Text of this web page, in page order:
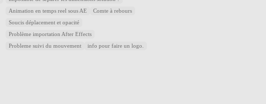
Animation en temps reel sous AE Comte à rebours
Soucis déplacement et opacité
Problème importation After Effects
Probleme suivi du mouvement info pour faire un logo.